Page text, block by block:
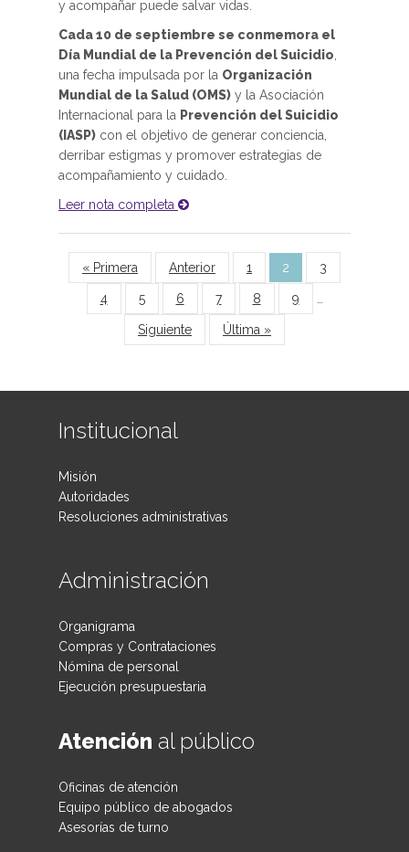
y acompañar puede salvar vidas.
Cada 10 de septiembre se conmemora el
Día Mundial de la Prevención del Suicidio
una fecha impulsada por la Organización
Mundial de la Salud (OMS) y la Asociación
Internacional para la Prevención del Suicidio
(IASP) con el objetivo de generar conciencia,
derribar estigmas y promover estrategias de
acompañamiento y cuidado.
Leer nota completa
Páginas
« Primera Anterior 1 2 3
4 5 6 7 8 9
Siguiente Última »
Institucional
Misión
Autoridades
Resoluciones administrativas
Administración
Organigrama
Compras y Contrataciones
Nómina de personal
Ejecución presupuestaria
Atención al público
Oficinas de atención
Equipo público de abogados
Asesorías de turno